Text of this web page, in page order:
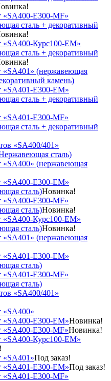
«SA400-Е300-MF»
сталь + декоративный
«SA400-Курс100-EM»
сталь + декоративный
«SA401» (нержавеющая
камень)
«SA401-E300-EM»
сталь + декоративный
«SA401-E300-MF»
сталь + декоративный
«SA400/401»
сталь)
«SA400» (нержавеющая
«SA400-Е300-EM»
сталь)Новинка!
«SA400-Е300-MF»
сталь)Новинка!
«SA400-Курс100-EM»
сталь)Новинка!
«SA401» (нержавеющая
«SA401-E300-EM»
сталь)
«SA401-E300-MF»
сталь)
«SA400/401»
«SA400»
«SA400-Е300-EM»Новинка!
«SA400-Е300-MF»Новинка!
«SA400-Курс100-EM»
«SA401»Под заказ!
«SA401-E300-EM»Под заказ!
«SA401-E300-MF»